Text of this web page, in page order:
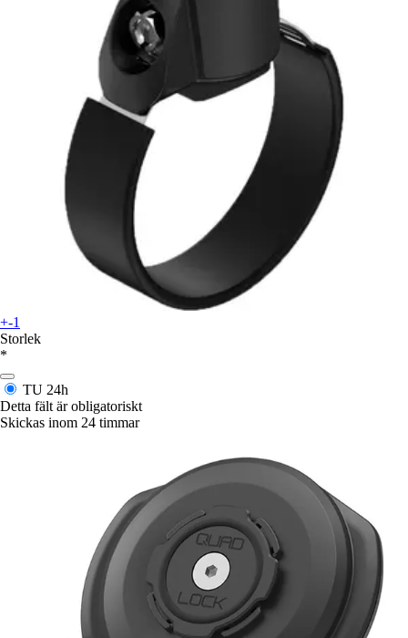
+-1
Storlek
*
TU 24h
Detta fält är obligatoriskt
Skickas inom 24 timmar